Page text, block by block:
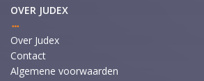
OVER JUDEX
Over Judex
Contact
Algemene voorwaarden